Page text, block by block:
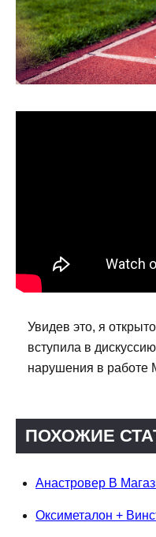
Увидев это, я
вступила в
нарушения в работе
ПОХОЖИЕ
Анастровер В
Оксиметалон +